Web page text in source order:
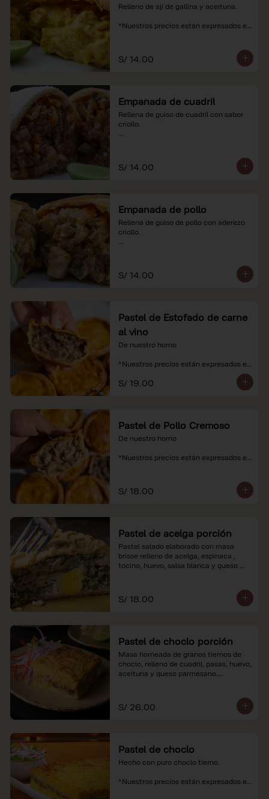
Relleno de ají de gallina y aceituna.
*Nuestros precios están expresados en
S/ 14.00
Empanada de cuadril
Rellena de guiso de cuadril con sabor
criollo.
S/ 14.00
Empanada de pollo
Rellena de guiso de pollo con aderezo
criollo.
S/ 14.00
Pastel de Estofado de carne
al vino
De nuestro horno
*Nuestros precios están expresados en
recargo al consumo.
S/ 19.00
Pastel de Pollo Cremoso
De nuestro horno
*Nuestros precios están expresados en
S/ 18.00
Pastel de acelga porción
Pastel salado elaborado con masa
brisse relleno de acelga, espinaca ,
tocino, huevo, salsa blanca y queso
*Nuestros precios están expresados en
soles e incluyen impuestos de ley y
S/ 18.00
Pastel de choclo porción
Masa horneada de granos tiernos de
choclo, relleno de cuadril, pasas, huevo,
aceituna y queso parmesano.
soles e incluyen impuestos de ley y
recargo al consumo.
S/ 26.00
Pastel de choclo
Hecho con puro choclo tierno.
*Nuestros precios están expresados en